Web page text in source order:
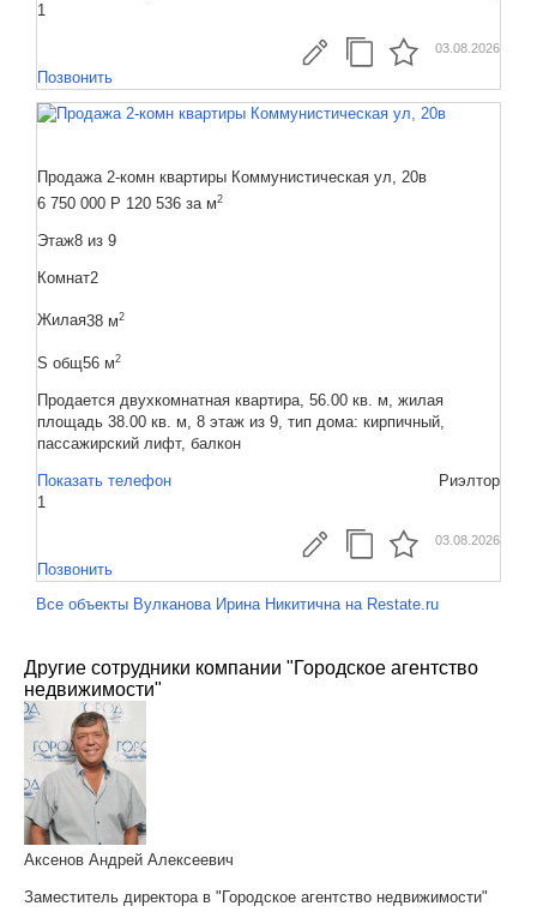
1
03.08.2026
Позвонить
Продажа 2-комн квартиры Коммунистическая ул, 20в
6 750 000 Р 120 536 за м2
Этаж8 из 9
Комнат2
Жилая38 м2
S общ56 м2
Продается двухкомнатная квартира, 56.00 кв. м, жилая
площадь 38.00 кв. м, 8 этаж из 9, тип дома: кирпичный,
пассажирский лифт, балкон
Показать телефон
Риэлтор
1
03.08.2026
Позвонить
Все объекты Вулканова Ирина Никитична на Restate.ru
Другие сотрудники компании "Городское агентство
недвижимости"
Аксенов Андрей Алексеевич
Заместитель директора в "Городское агентство недвижимости"